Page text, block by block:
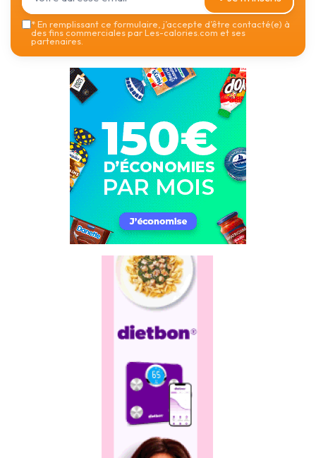
*En remplissant ce formulaire, j’accepte d’être contacté(e) à
des fins commerciales par Les-calories.com et ses
partenaires.